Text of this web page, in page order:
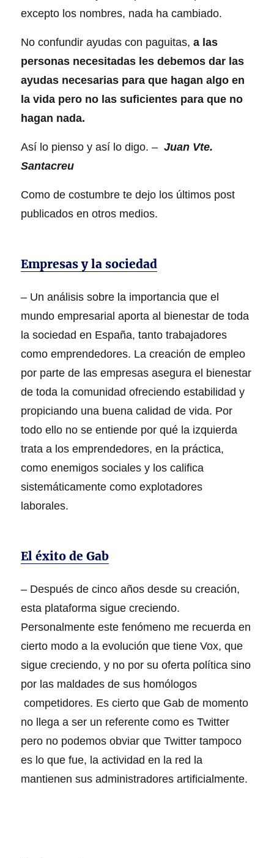
excepto los nombres, nada ha cambiado.
No confundir ayudas con paguitas,a las
personas necesitadas les debemos dar las
ayudas necesarias para que hagan algo en
la vida pero no las suficientes para que no
hagan nada.
Así lo pienso y así lo digo. –Juan Vte.
Santacreu
Como de costumbre te dejo los últimos post
publicados en otros medios.
Empresas y la sociedad
– Un análisis sobre la importancia que el
mundo empresarial aporta al bienestar de toda
la sociedad en España, tanto trabajadores
como emprendedores. La creación de empleo
por parte de las empresas asegura el bienestar
de toda la comunidad ofreciendo estabilidad y
propiciando una buena calidad de vida. Por
todo ello no se entiende por qué la izquierda
trata a los emprendedores, en la práctica,
como enemigos sociales y los califica
sistemáticamente como explotadores
laborales.
El éxito de Gab
– Después de cinco años desde su creación,
esta plataforma sigue creciendo.
Personalmente este fenómeno me recuerda en
cierto modo a la evolución que tiene Vox, que
sigue creciendo, y no por su oferta política sino
por las maldades de sus homólogos
competidores. Es cierto que Gab de momento
no llega a ser un referente como es Twitter
pero no podemos obviar que Twitter tampoco
es lo que fue, la actividad en la red la
mantienen sus administradores artificialmente.